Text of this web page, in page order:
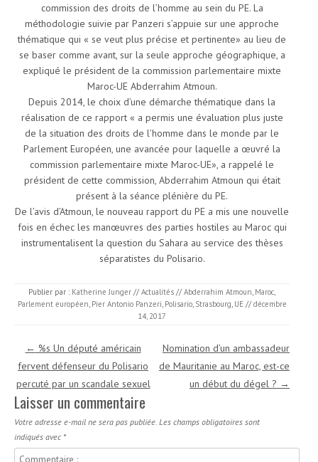
commission des droits de l’homme au sein du PE. La
méthodologie suivie par Panzeri s’appuie sur une approche
thématique qui « se veut plus précise et pertinente» au lieu de
se baser comme avant, sur la seule approche géographique, a
expliqué le président de la commission parlementaire mixte
Maroc-UE Abderrahim Atmoun.
Depuis 2014, le choix d’une démarche thématique dans la
réalisation de ce rapport « a permis une évaluation plus juste
de la situation des droits de l’homme dans le monde par le
Parlement Européen, une avancée pour laquelle a œuvré la
commission parlementaire mixte Maroc-UE», a rappelé le
président de cette commission, Abderrahim Atmoun qui était
présent à la séance plénière du PE.
De l’avis d’Atmoun, le nouveau rapport du PE a mis une nouvelle
fois en échec les manœuvres des parties hostiles au Maroc qui
instrumentalisent la question du Sahara au service des thèses
séparatistes du Polisario.
Publier par : Katherine Junger // Actualités // Abderrahim Atmoun, Maroc,
Parlement européen, Pier Antonio Panzeri, Polisario, Strasbourg, UE // décembre
14, 2017
Navigation des articles
← %s Un député américain
fervent défenseur du Polisario
percuté par un scandale sexuel
Nomination d’un ambassadeur
de Mauritanie au Maroc, est-ce
un début du dégel ? →
Laisser un commentaire
Votre adresse e-mail ne sera pas publiée. Les champs obligatoires sont
indiqués avec *